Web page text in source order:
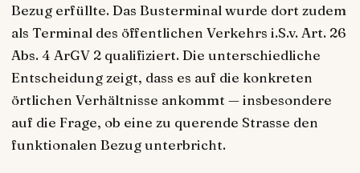
Bezug erfüllte. Das Busterminal wurde dort zudem
als Terminal des öffentlichen Verkehrs i.S.v. Art. 26
Abs. 4 ArGV 2 qualifiziert. Die unterschiedliche
Entscheidung zeigt, dass es auf die konkreten
örtlichen Verhältnisse ankommt — insbesondere
auf die Frage, ob eine zu querende Strasse den
funktionalen Bezug unterbricht.